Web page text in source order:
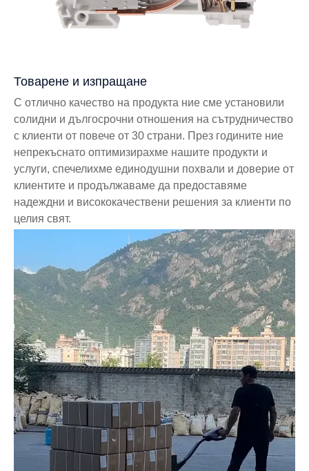
Товарене и изпращане
С отлично качество на продукта ние сме установили
солидни и дългосрочни отношения на сътрудничество
с клиенти от повече от 30 страни. През годините ние
непрекъснато оптимизирахме нашите продукти и
услуги, спечелихме единодушни похвали и доверие от
клиентите и продължаваме да предоставяме
надеждни и висококачествени решения за клиенти по
целия свят.